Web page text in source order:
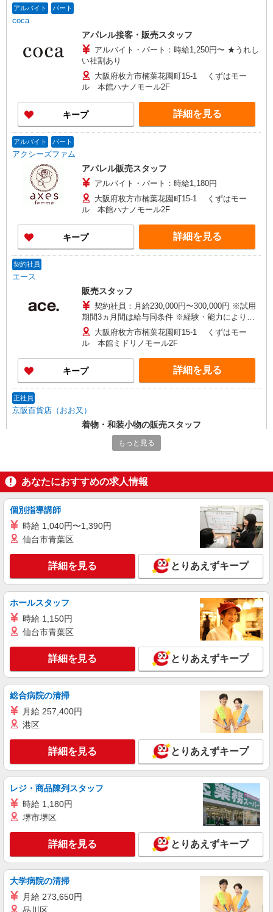
アルバイト パート
coca
アパレル接客・販売スタッフ
アルバイト・パート：時給1,250円〜 ★うれし
い社割あり
大阪府枚方市楠葉花園町15-1 くずはモー
ル 本館ハナノモール2F
キープ 詳細を見る
アルバイト パート
アクシーズファム
アパレル販売スタッフ
アルバイト・パート：時給1,180円
大阪府枚方市楠葉花園町15-1 くずはモー
ル 本館ハナノモール2F
キープ 詳細を見る
契約社員
エース
販売スタッフ
契約社員：月給230,000円〜300,000円 ※試用
期間3ヵ月間は給与同条件 ※経験・能力により優
遇します。
大阪府枚方市楠葉花園町15-1 くずはモー
ル 本館ミドリノモール2F
キープ 詳細を見る
正社員
京阪百貨店（おお又）
着物・和装小物の販売スタッフ
正社員：月給220,000円〜350,000円 ※経験・
能力により優遇します。
ル 本館ミドリノモール2F
詳細を見る
アルバイト パート
イチヨンプラス
帽子、ファッション雑貨販売スタッフ
アルバイト・パート：通常時給1,180円 フルタ
イム時給1,210円 以下の条件を満たす場合にフル
基本時間指定なしで提出＆希望休は土日祝以外で5
日以内で提出 ・原則月140時間以上実働が可能
フルタイム勤務が可能であれば基本は適用となり
大阪府枚方市楠葉花園町15-1 くずはモー
キープ 詳細を見る
パート
ikka
ikkaのアパレル店舗販売スタッフ
アルバイト・パート：時給1,230円〜 ※経験・
能力により優遇します。
大阪府枚方市楠葉花園町15-1 くずはモー
ル 本館ハナノモール2F
キープ 詳細を見る
アルバイト
PLST
アルバイト・パート：時給1,300円〜
大阪府枚方市楠葉花園町15-1 くずはモー
キープ 詳細を見る
もっと見る
あなたにおすすめの求人情報
個別指導講師
時給 1,040円〜1,390円
仙台市青葉区
詳細を見る とりあえずキープ
ホールスタッフ
時給 1,150円
仙台市青葉区
詳細を見る とりあえずキープ
総合病院の清掃
月給 257,400円
港区
詳細を見る とりあえずキープ
レジ・商品陳列スタッフ
時給 1,180円
堺市堺区
詳細を見る とりあえずキープ
大学病院の清掃
月給 273,650円